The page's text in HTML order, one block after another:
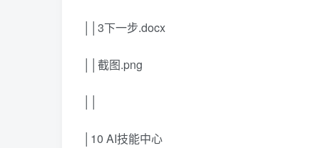
││3下一步.docx
││截图.png
│10 AI技能中心